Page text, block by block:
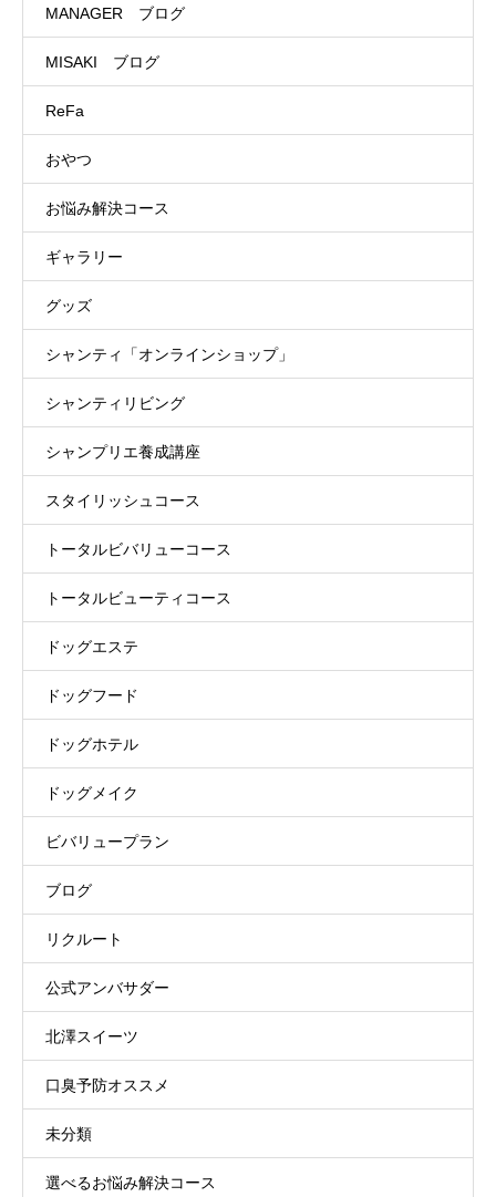
MANAGER ブログ
MISAKI ブログ
ReFa
おやつ
お悩み解決コース
ギャラリー
グッズ
シャンティ「オンラインショップ」
シャンティリビング
シャンプリエ養成講座
スタイリッシュコース
トータルビバリューコース
トータルビューティコース
ドッグエステ
ドッグフード
ドッグホテル
ドッグメイク
ビバリュープラン
ブログ
リクルート
公式アンバサダー
北澤スイーツ
口臭予防オススメ
未分類
選べるお悩み解決コース